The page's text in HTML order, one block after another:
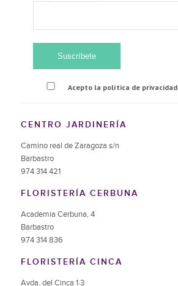
Acepto la política de privacidad
CENTRO JARDINERÍA
Camino real de Zaragoza s/n
Barbastro
974 314 421
FLORISTERÍA CERBUNA
Academia Cerbuna, 4
Barbastro
974 314 836
FLORISTERÍA CINCA
Avda. del Cinca 1·3